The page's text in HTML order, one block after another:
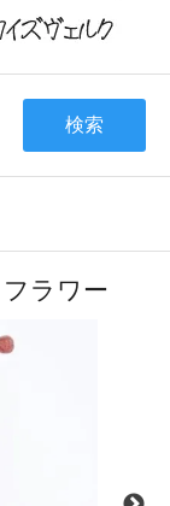
検索
ラワー